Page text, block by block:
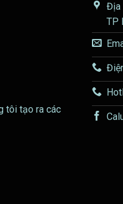
tôi tạo ra các
Địa
TP